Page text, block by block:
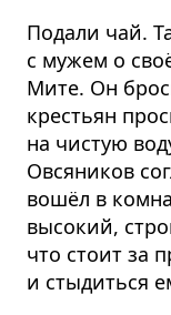
Подали чай.
с мужем о
Мите. Он
крестьян
на чистую
Овсяников
вошёл в
высокий,
что стоит за
и стыдиться